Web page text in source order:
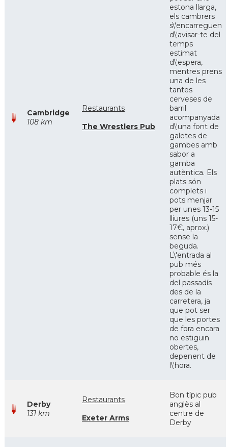
Cambridge
108 km
Restaurants
The Wrestlers Pub
estona llarga,
els cambrers
s\'encarreguen
d\'avisar-te del
temps
estimat
d\'espera,
mentres prens
una de les
tantes
cerveses de
barril
acompanyada
d\'una font de
galetes de
gambes amb
sabor a
gamba
autèntica. Els
plats són
complets i
pots menjar
per unes 13-15
lliures (uns 15-
17€, aprox.)
sense la
beguda.
L\'entrada al
pub més
probable és la
del passadís
des de la
carretera, ja
que pot ser
que les portes
de fora encara
no estiguin
obertes,
depenent de
l\'hora.
Derby
131 km
Restaurants
Exeter Arms
Bon típic pub
anglès al
centre de
Derby